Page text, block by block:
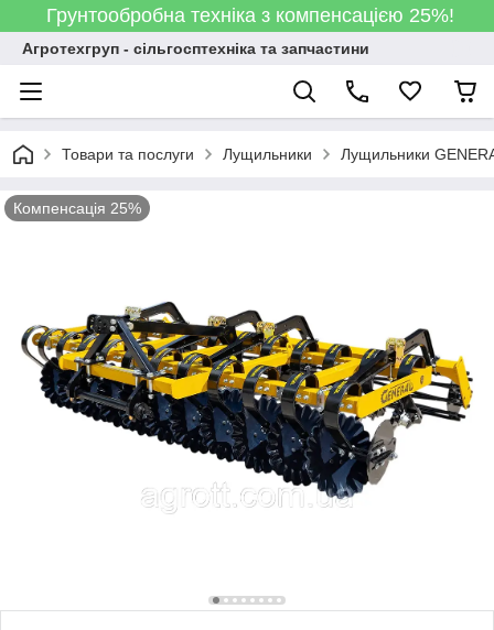
Грунтообробна техніка з компенсацією 25%!
Агротехгруп - сільгосптехніка та запчастини
Товари та послуги Лущильники Лущильники
Компенсація 25%